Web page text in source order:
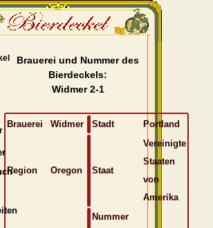
Brauerei und Nummer des
Bierdeckels:
Widmer 2-1
Brauerei Widmer Stadt Portland
Region Oregon Staat
Vereinigte
Staaten
von
Amerika
Nummer